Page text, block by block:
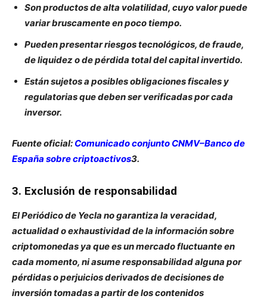
Son productos de alta volatilidad, cuyo valor puede
variar bruscamente en poco tiempo.
Pueden presentar riesgos tecnológicos, de fraude,
de liquidez o de pérdida total del capital invertido.
Están sujetos a posibles obligaciones fiscales y
regulatorias que deben ser verificadas por cada
inversor.
Fuente oficial: Comunicado conjunto CNMV–Banco de
España sobre criptoactivos3.
3. Exclusión de responsabilidad
El Periódico de Yecla no garantiza la veracidad,
actualidad o exhaustividad de la información sobre
criptomonedas ya que es un mercado fluctuante en
cada momento, ni asume responsabilidad alguna por
pérdidas o perjuicios derivados de decisiones de
inversión tomadas a partir de los contenidos